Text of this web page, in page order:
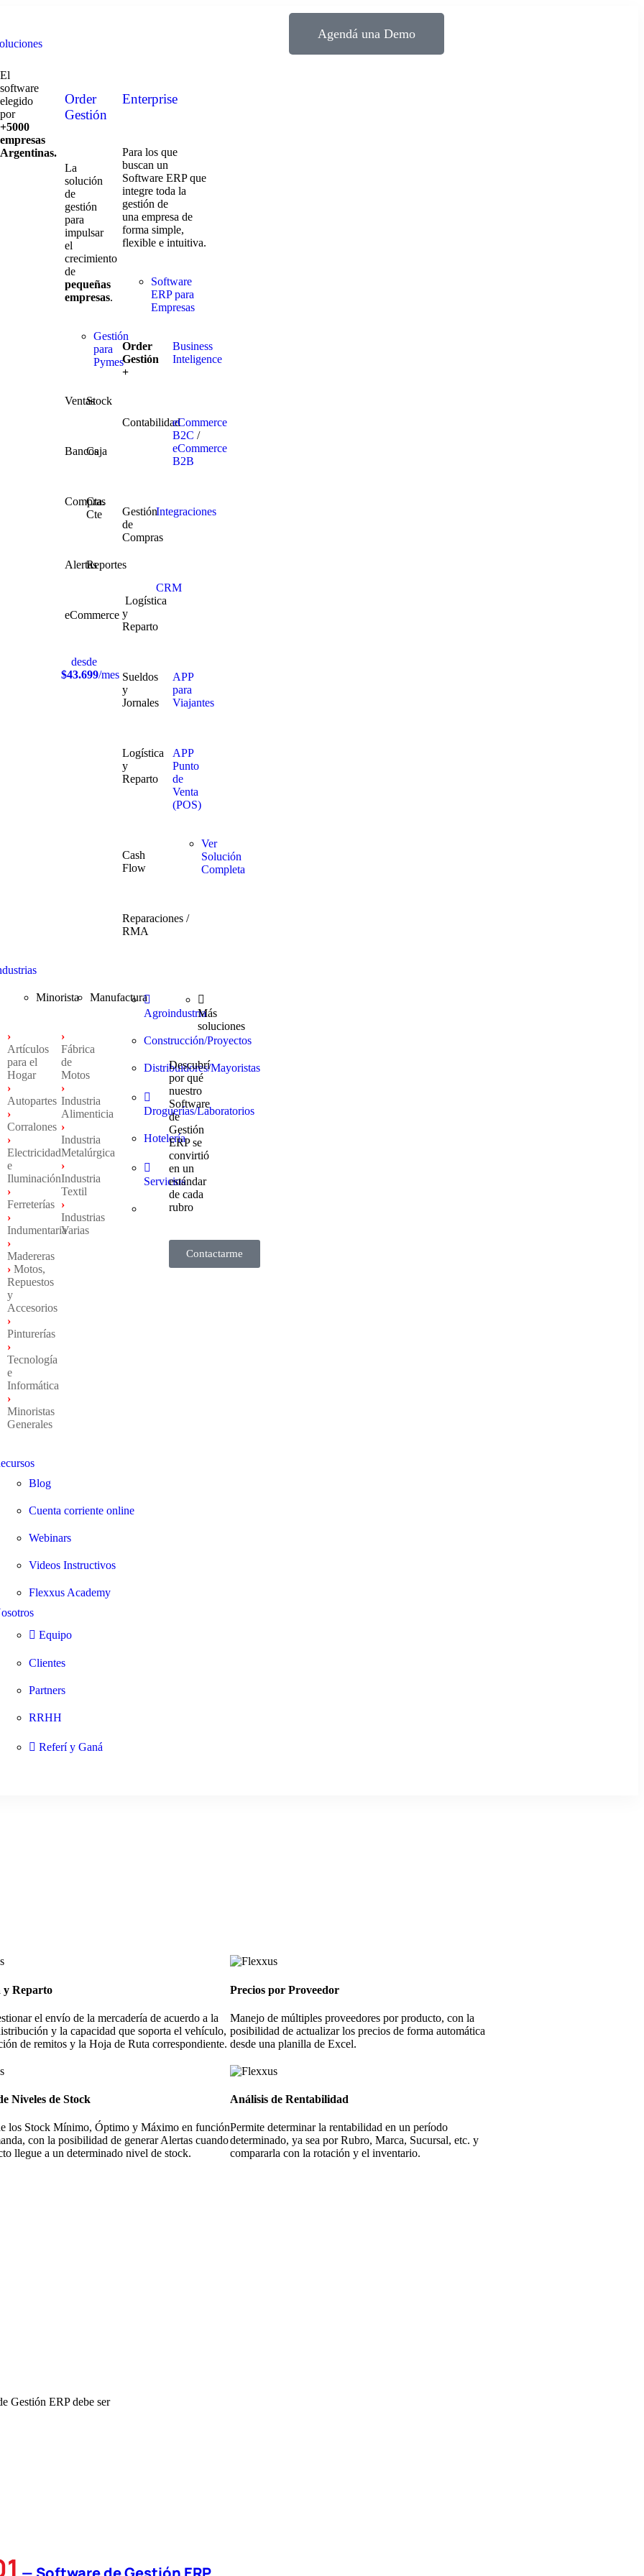
El
software
elegido
por
+5000
empresas
Argentinas.
Order
Gestión
La
solución
de
gestión
para
impulsar
el
crecimiento
de
pequeñas
empresas.
Gestión
para
Pymes
VentasStock
Bancos
Caja
Compras
Cta.
Cte
AlertasReportes
eCommerce
desde
$43.699/mes
Enterprise
Para los que
buscan un
Software ERP que
integre toda la
gestión de
una empresa de
forma simple,
flexible e intuitiva.
Software
ERP para
Empresas
Order
Gestión
+
Business
Inteligence
ContabilidadeCommerce
B2C /
eCommerce
B2B
Gestión
de
Compras
Integraciones
Logística
y
Reparto
CRM
Sueldos
y
Jornales
APP
para
Viajantes
Logística
y
Reparto
APP
Punto
de
Venta
(POS)
Cash
Flow
Ver
Solución
Completa
Reparaciones /
RMA
Minorista
›
Artículos
para el
Hogar
›
Autopartes
›
Corralones
›
Electricidad
e
Iluminación
›
Ferreterías
›
Indumentaria
›
Madereras
› Motos,
Repuestos
y
Accesorios
›
Pinturerías
›
Tecnología
e
Informática
›
Minoristas
Generales
Manufactura
›
Fábrica
de
Motos
›
Industria
Alimenticia
›
Industria
Metalúrgica
›
Industria
Textil
›
Industrias
Varias
Agroindustria
Construcción/Proyectos
Distribuidores/Mayoristas
Droguerías/Laboratorios
Hotelería
Servicios
Más
soluciones
Descubrí
por qué
nuestro
Software
de
Gestión
ERP se
convirtió
en un
estándar
de cada
rubro
Contactarme
Blog
Cuenta corriente online
Webinars
Videos Instructivos
Flexxus Academy
Equipo
Clientes
Partners
RRHH
Referí y Ganá
Agendá una Demo
y Reparto
el envío de la mercadería de acuerdo a la
y la capacidad que soporta el vehículo,
de remitos y la Hoja de Ruta correspondiente.
Precios por Proveedor
Manejo de múltiples proveedores por producto, con la
posibilidad de actualizar los precios de forma automática
desde una planilla de Excel.
Niveles de Stock
los Stock Mínimo, Óptimo y Máximo en función
con la posibilidad de generar Alertas cuando
llegue a un determinado nivel de stock.
Análisis de Rentabilidad
Permite determinar la rentabilidad en un período
determinado, ya sea por Rubro, Marca, Sucursal, etc. y
compararla con la rotación y el inventario.
Gestión ERP debe ser